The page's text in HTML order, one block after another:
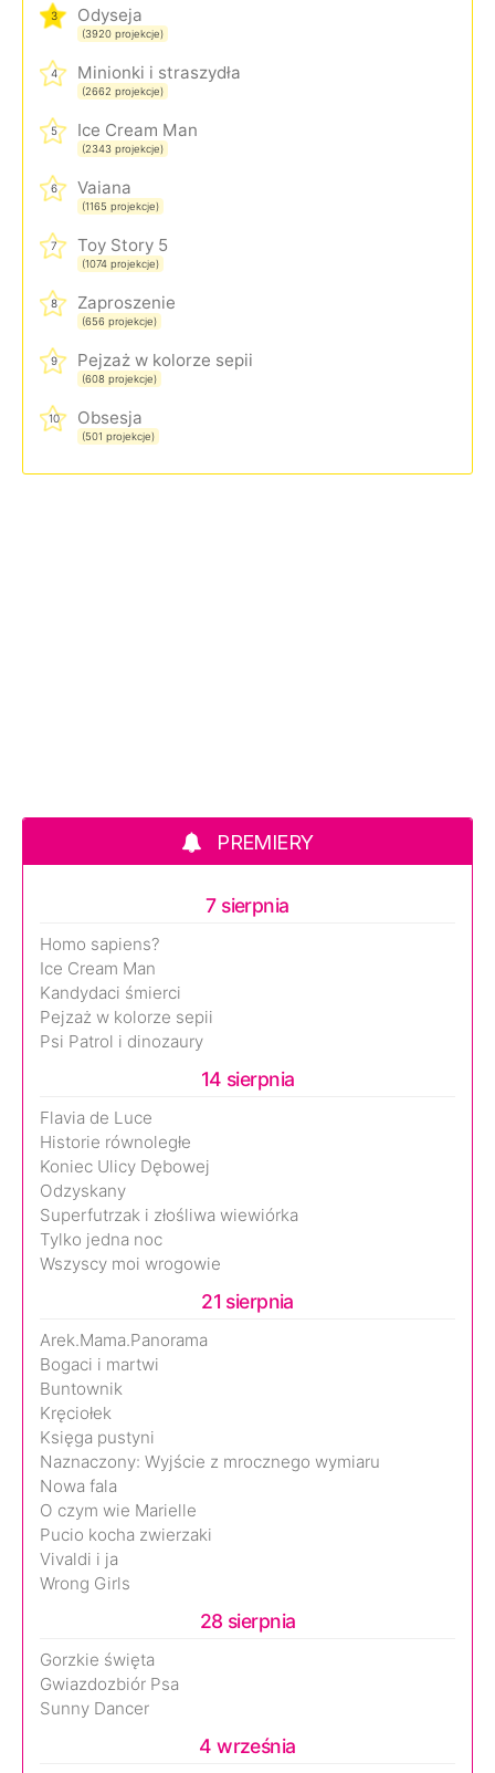
3 Odyseja
(3920 projekcje)
4 Minionki i straszydła
(2662 projekcje)
5 Ice Cream Man
(2343 projekcje)
6 Vaiana
(1165 projekcje)
7 Toy Story 5
(1074 projekcje)
8 Zaproszenie
(656 projekcje)
9 Pejzaż w kolorze sepii
(608 projekcje)
10 Obsesja
(501 projekcje)
PREMIERY
7 sierpnia
Homo sapiens?
Ice Cream Man
Kandydaci śmierci
Pejzaż w kolorze sepii
Psi Patrol i dinozaury
14 sierpnia
Flavia de Luce
Historie równoległe
Koniec Ulicy Dębowej
Odzyskany
Superfutrzak i złośliwa wiewiórka
Tylko jedna noc
Wszyscy moi wrogowie
21 sierpnia
Arek.Mama.Panorama
Bogaci i martwi
Buntownik
Kręciołek
Księga pustyni
Naznaczony: Wyjście z mrocznego wymiaru
Nowa fala
O czym wie Marielle
Pucio kocha zwierzaki
Vivaldi i ja
Wrong Girls
28 sierpnia
Gorzkie święta
Gwiazdozbiór Psa
Sunny Dancer
4 września